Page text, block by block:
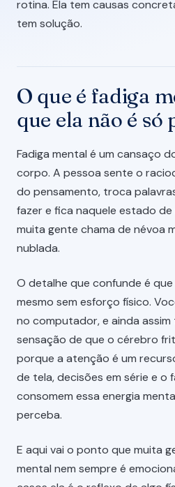
rotina. Ela tem causas
tem solução.
O que é fadiga
que ela não é só
Fadiga mental é um cansaço
corpo. A pessoa sente o
do pensamento, troca
fazer e fica naquele estado
muita gente chama de névoa
nublada.
O detalhe que confunde é
mesmo sem esforço físico.
no computador, e ainda
sensação de que o cérebro
porque a atenção é um
de tela, decisões em série e o
consomem essa energia
perceba.
E aqui vai o ponto que muita
mental nem sempre é